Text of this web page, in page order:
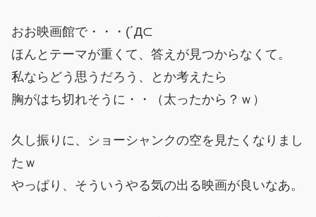
おお映画館で・・・(´Д⊂
ほんとテーマが重くて、答えが見つからなくて。
私ならどう思うだろう、とか考えたら
胸がはち切れそうに・・（太ったから？ｗ）
久し振りに、ショーシャンクの空を見たくなりまし
たｗ
やっぱり、そういうやる気の出る映画が良いなあ。